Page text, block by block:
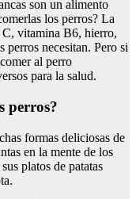
son un alimento
los perros? La
C, vitamina B6, hierro,
perros necesitan. Pero si
al perro
para la salud.
perros?
formas deliciosas de
en la mente de los
platos de patatas